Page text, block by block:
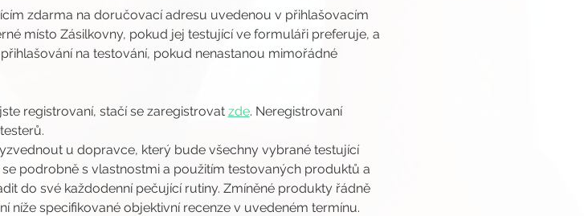
zdarma na doručovací adresu uvedenou v přihlašovacím
místo Zásilkovny, pokud jej testující ve formuláři preferuje, a
na testování, pokud nenastanou mimořádné
registrovaní, stačí se zaregistrovat zde. Neregistrovaní
u dopravce, který bude všechny vybrané testující
podrobně s vlastnostmi a použitím testovaných produktů a
do své každodenní pečující rutiny. Zmíněné produkty řádně
níže specifikované objektivní recenze v uvedeném termínu.